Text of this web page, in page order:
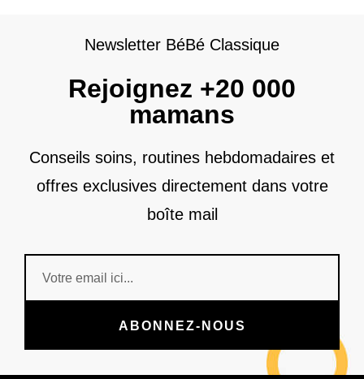
Newsletter BéBé Classique
Rejoignez +20 000
mamans
Conseils soins, routines hebdomadaires et
offres exclusives directement dans votre
boîte mail
ABONNEZ-NOUS